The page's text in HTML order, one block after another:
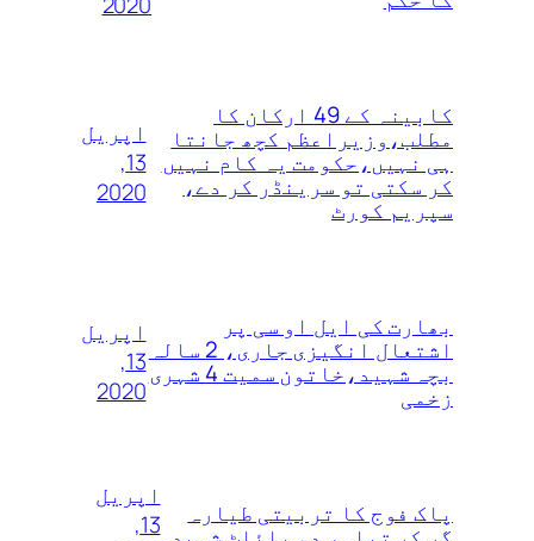
کابینہ کے 49 ارکان کا
مطلب،وزیراعظم کچھ جانتا
ہی نہیں،حکومت یہ کام نہیں
کر سکتی تو سرینڈر کر دے،
سپریم کورٹ
اپریل
13,
2020
بھارت کی ایل او سی پر
اشتعال انگیزی جاری، 2 سالہ
بچہ شہید،خاتون سمیت 4 شہری
زخمی
اپریل
13,
2020
پاک فوج کا تربیتی طیارہ
اپریل
13,